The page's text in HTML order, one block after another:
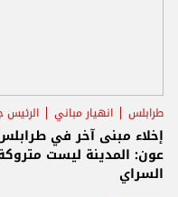
طرابلس انهيار مباني
إخلاء مبنى آخر في
عون: المدينة ليست
السراي